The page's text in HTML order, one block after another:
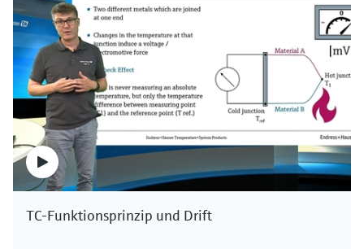
TC-Funktionsprinzip und Drift